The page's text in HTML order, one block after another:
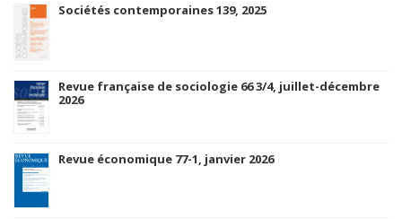
Sociétés contemporaines 139, 2025
Revue française de sociologie 66 3/4, juillet-décembre
2026
Revue économique 77-1, janvier 2026